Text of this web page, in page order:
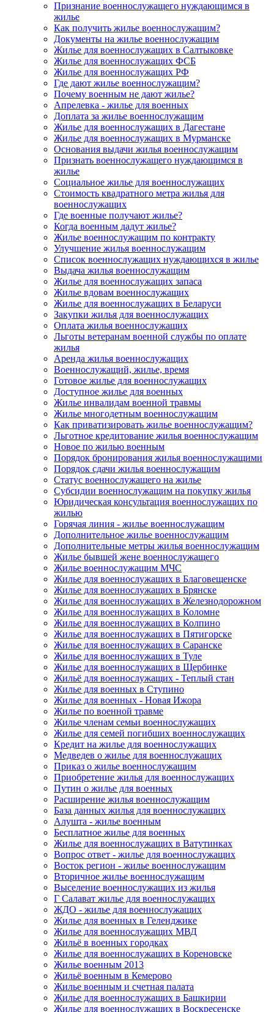
Признание военнослужащего нуждающимся в
жилье
Как получить жилье военнослужащим?
Документы на жилье военнослужащим
Жилье для военнослужащих в Салтыковке
Жилье для военнослужащих ФСБ
Жилье для военнослужащих РФ
Где дают жилье военнослужащим?
Почему военным не дают жилье?
Апрелевка - жилье для военных
Доплата за жилье военнослужащим
Жилье для военнослужащих в Дагестане
Жилье для военнослужащих в Мурманске
Основания выдачи жилья военнослужащим
Признать военнослужащего нуждающимся в
жилье
Социальное жилье для военнослужащих
Стоимость квадратного метра жилья для
военнослужащих
Где военные получают жилье?
Когда военным дадут жилье?
Жилье военнослужащим по контракту
Улучшение жилья военнослужащим
Список военнослужащих нуждающихся в жилье
Выдача жилья военнослужащим
Жилье для военнослужащих запаса
Жилье вдовам военнослужащих
Жилье для военнослужащих в Беларуси
Закупки жилья для военнослужащих
Оплата жилья военнослужащих
Льготы ветеранам военной службы по оплате
жилья
Аренда жилья военнослужащих
Военнослужащий, жилье, время
Готовое жилье для военнослужащих
Доступное жилье для военных
Жилье инвалидам военной травмы
Жилье многодетным военнослужащим
Как приватизировать жилье военнослужащим?
Льготное кредитование жилья военнослужащим
Новое по жилью военным
Порядок бронирования жилья военнослужащими
Порядок сдачи жилья военнослужащим
Статус военнослужащего на жилье
Субсидии военнослужащим на покупку жилья
Юридическая консультация военнослужащих по
жилью
Горячая линия - жилье военнослужащим
Дополнительное жилье военнослужащим
Дополнительные метры жилья военнослужащим
Жилье бывшей жене военнослужащего
Жилье военнослужащим МЧС
Жилье для военнослужащих в Благовещенске
Жилье для военнослужащих в Брянске
Жилье для военнослужащих в Железнодорожном
Жилье для военнослужащих в Коломне
Жилье для военнослужащих в Колпино
Жилье для военнослужащих в Пятигорске
Жилье для военнослужащих в Саранске
Жилье для военнослужащих в Туле
Жилье для военнослужащих в Щербинке
Жильё для военнослужащих - Теплый стан
Жилье для военных в Ступино
Жилье для военных - Новая Ижора
Жилье по военной травме
Жилье членам семьи военнослужащих
Жилье для семей погибших военнослужащих
Кредит на жилье для военнослужащих
Медведев о жилье для военнослужащих
Приказ о жилье военнослужащим
Приобретение жилья для военнослужащих
Путин о жилье для военных
Расширение жилья военнослужащим
База данных жилья для военнослужащих
Алушта - жилье военным
Бесплатное жилье для военных
Жилье для военнослужащих в Ватутинках
Вопрос ответ - жилье для военнослужащих
Восток регион - жилье военнослужащим
Вторичное жилье военнослужащим
Выселение военнослужащих из жилья
Г Салават жилье для военнослужащих
ЖДО - жилье для военнослужащих
Жилье для военных в Геленджике
Жилье для военнослужащих МВД
Жильё в военных городках
Жилье для военнослужащих в Кореновске
Жилье военным 2013
Жильё военным в Кемерово
Жилье военным и счетная палата
Жилье для военнослужащих в Башкирии
Жилье для военнослужащих в Воскресенске